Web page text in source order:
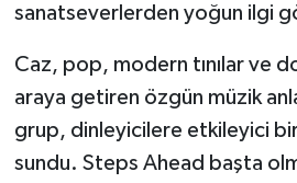
sanatseverlerden yoğun ilgi
Caz, pop, modern tınılar ve
araya getiren özgün müzik
grup, dinleyicilere etkileyici
sundu. Steps Ahead başta